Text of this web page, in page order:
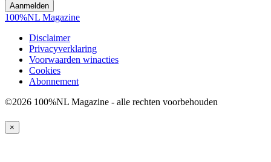
100%NL Magazine
Disclaimer
Privacyverklaring
Voorwaarden winacties
Cookies
Abonnement
©2026 100%NL Magazine - alle rechten voorbehouden
×